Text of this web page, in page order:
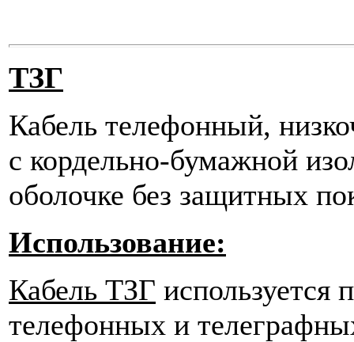
ТЗГ
Кабель телефонный,
с кордельно-бумажной
оболочке без защитных
Использование:
Кабель ТЗГ используется
телефонных и